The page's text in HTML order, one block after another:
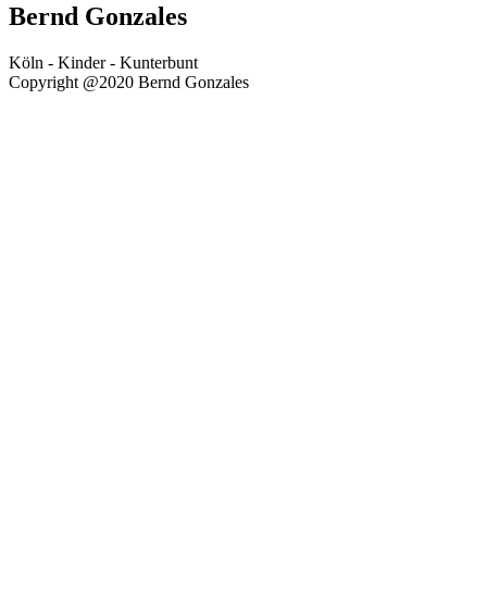
Bernd Gonzales
Köln - Kinder - Kunterbunt
Copyright @2020 Bernd Gonzales